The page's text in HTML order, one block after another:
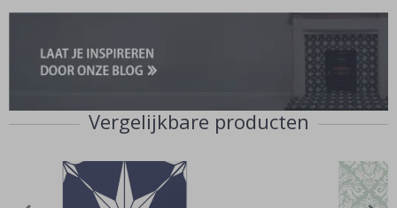
Vergelijkbare producten